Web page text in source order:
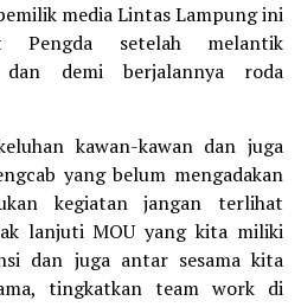
media Lintas Lampung ini
Pengda setelah melantik
dan demi berjalannya roda
kawan-kawan dan juga
yang belum mengadakan
kegiatan jangan terlihat
lanjuti MOU yang kita miliki
dan juga antar sesama kita
tingkatkan team work di